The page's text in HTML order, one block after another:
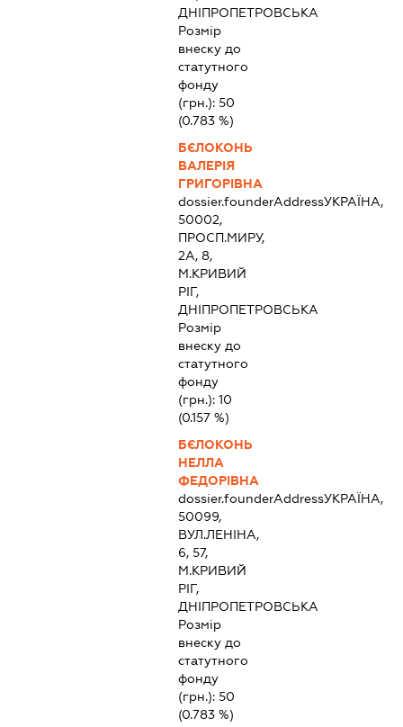
ДНІПРОПЕТРОВСЬКА
Розмір
внеску до
статутного
фонду
(грн.):50
(0.783 %)
БЄЛОКОНЬ
ВАЛЕРІЯ
ГРИГОРІВНА
dossier.founderAddressУКРАЇНА,
50002,
ПРОСП.МИРУ,
2А, 8,
М.КРИВИЙ
РІГ,
ДНІПРОПЕТРОВСЬКА
Розмір
внеску до
статутного
фонду
(грн.):10
(0.157 %)
БЄЛОКОНЬ
НЕЛЛА
ФЕДОРІВНА
dossier.founderAddressУКРАЇНА,
50099,
ВУЛ.ЛЕНІНА,
6, 57,
М.КРИВИЙ
РІГ,
ДНІПРОПЕТРОВСЬКА
Розмір
внеску до
статутного
фонду
(грн.):50
(0.783 %)